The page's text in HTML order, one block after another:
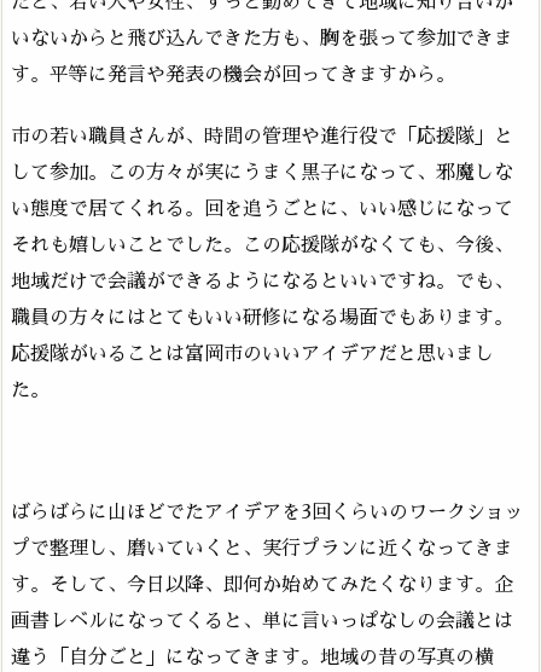
いないからと飛び込んできた方も、胸を張って参加できま
す。平等に発言や発表の機会が回ってきますから。
市の若い職員さんが、時間の管理や進行役で「応援隊」と
して参加。この方々が実にうまく黒子になって、邪魔しな
い態度で居てくれる。回を追うごとに、いい感じになって
それも嬉しいことでした。この応援隊がなくても、今後、
地域だけで会議ができるようになるといいですね。でも、
職員の方々にはとてもいい研修になる場面でもあります。
応援隊がいることは富岡市のいいアイデアだと思いまし
た。
ばらばらに山ほどでたアイデアを3回くらいのワークショッ
プで整理し、磨いていくと、実行プランに近くなってきま
す。そして、今日以降、即何か始めてみたくなります。企
画書レベルになってくると、単に言いっぱなしの会議とは
違う「自分ごと」になってきます。地域の昔の写真の横